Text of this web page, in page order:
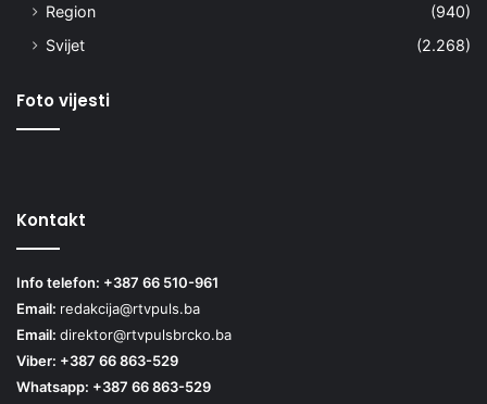
Region
(940)
Svijet
(2.268)
Foto vijesti
Kontakt
Info telefon: +387 66 510-961
Email: redakcija@rtvpuls.ba
Email: direktor@rtvpulsbrcko.ba
Viber: +387 66 863-529
Whatsapp: +387 66 863-529